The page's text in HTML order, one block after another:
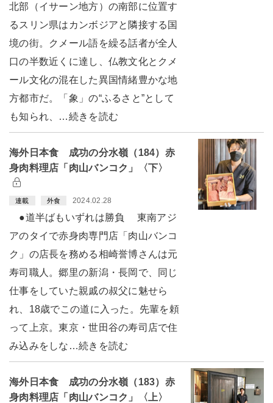
北部（イサーン地方）の南部に位置す
るスリン県はカンボジアと隣接する国
境の街。クメール語を繰る話者が全人
口の半数近くに達し、仏教文化とクメ
ール文化の混在した異国情緒豊かな地
方都市だ。「象」の“ふるさと”として
も知られ、…続きを読む
海外日本食 成功の分水嶺（184）赤
身肉料理店「肉山バンコク」〈下〉
連載 外食 2024.02.28
●道半ばもいずれは勝負 東南アジ
アのタイで赤身肉専門店「肉山バンコ
ク」の店長を務める相崎誉博さんは元
寿司職人。郷里の新潟・長岡で、同じ
仕事をしていた親戚の叔父に魅せら
れ、18歳でこの道に入った。先輩を頼
って上京。東京・世田谷の寿司店で住
み込みをしな…続きを読む
海外日本食 成功の分水嶺（183）赤
身肉料理店「肉山バンコク」〈上〉